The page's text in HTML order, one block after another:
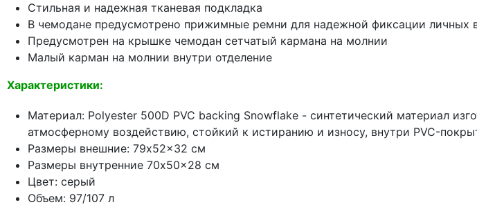
Стильная и надежная тканевая подкладка
В чемодане предусмотрено прижимные ремни для надежной фиксации личных
Предусмотрен на крышке чемодан сетчатый кармана на молнии
Малый карман на молнии внутри отделение
Характеристики:
Материал: Polyester 500D PVC backing Snowflake - синтетический материал
атмосферному воздействию, стойкий к истиранию и износу, внутри PVC-
Размеры внешние: 79x52x32 см
Размеры внутренние 70x50x28 см
Цвет: серый
Объем: 97/107 л